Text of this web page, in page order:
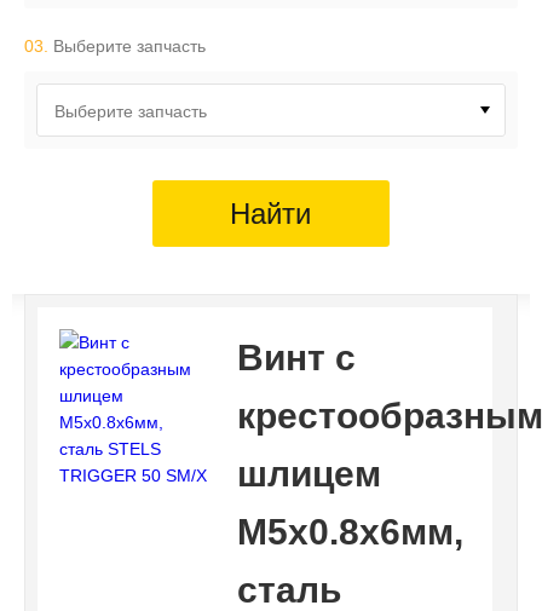
03. Выберите запчасть
Выберите запчасть
Найти
Винт с
шлицем
M5х0.8х6мм,
сталь